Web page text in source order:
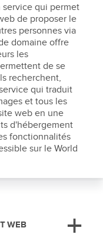
qui permet
de proposer le
personnes via
domaine offre
les
de se
recherchent,
qui traduit
et tous les
web en une
d'hébergement
fonctionnalités
sur le World
WEB